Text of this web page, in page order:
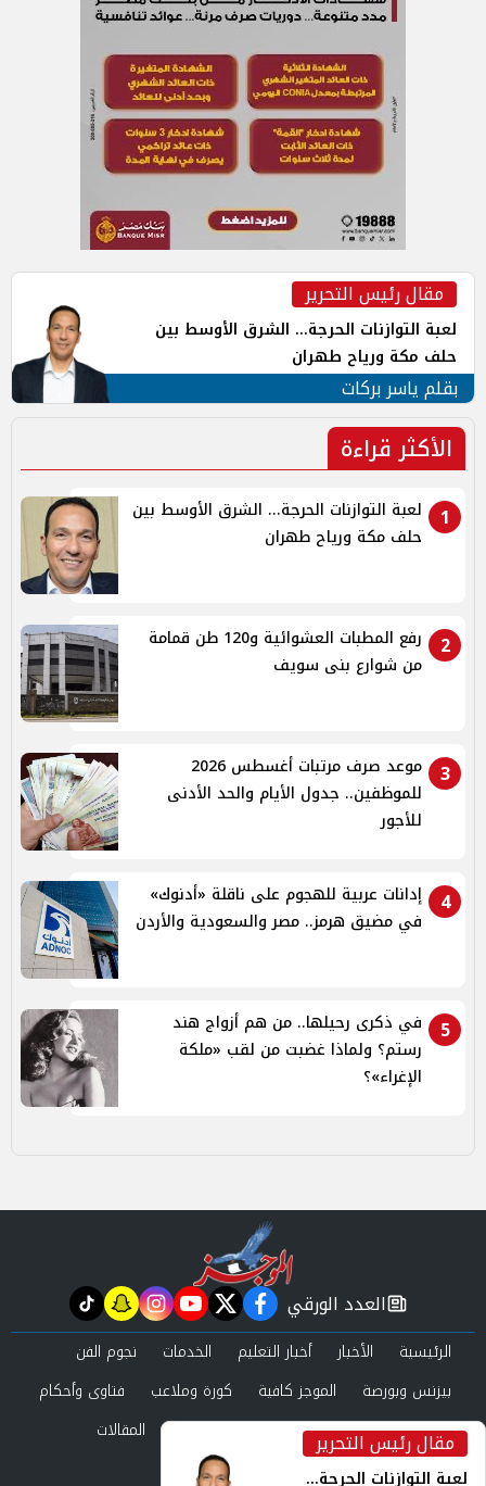
مقال رئيس التحرير
لعبة التوازنات الحرجة... الشرق الأوسط بين
حلف مكة ورياح طهران
بقلم ياسر بركات
الأكثر قراءة
1
لعبة التوازنات الحرجة... الشرق الأوسط بين
حلف مكة ورياح طهران
2
رفع المطبات العشوائية و120 طن قمامة
من شوارع بنى سويف
3
موعد صرف مرتبات أغسطس 2026
للموظفين.. جدول الأيام والحد الأدنى
للأجور
4
إدانات عربية للهجوم على ناقلة «أدنوك»
في مضيق هرمز.. مصر والسعودية والأردن
5
في ذكرى رحيلها.. من هم أزواج هند
رستم؟ ولماذا غضبت من لقب «ملكة
الإغراء»؟
مقال رئيس التحرير
لعبة التوازنات الحرجة...
newspaper
العدد الورقي facebook
twitter
youtube
instagram
snapchat
tiktok
الرئيسية الأخبار أخبار التعليم الخدمات
نجوم الفن
بيزنس وبورصة
الموجز كافية كورة وملاعب
فتاوى وأحكام
صحة وجمال
عرب وعالم حوادث ومحاكم
المقالات
العدد الورقي